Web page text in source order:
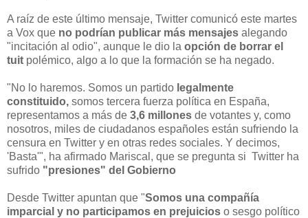
A raíz de este último mensaje, Twitter comunicó este martes
a Vox que no podrían publicar más mensajes alegando
"incitación al odio", aunque le dio la opción de borrar el
tuit polémico, algo a lo que la formación se ha negado.
"No lo haremos. Somos un partido legalmente
constituido, somos tercera fuerza política en España,
representamos a más de 3,6 millones de votantes y, como
nosotros, miles de ciudadanos españoles están sufriendo la
censura en Twitter y en otras redes sociales. Y decimos,
'Basta'", ha afirmado Mariscal, que se pregunta si Twitter ha
sufrido "presiones" del Gobierno
Desde Twitter apuntan que "Somos una compañía
imparcial y no participamos en prejuicios o sesgo político